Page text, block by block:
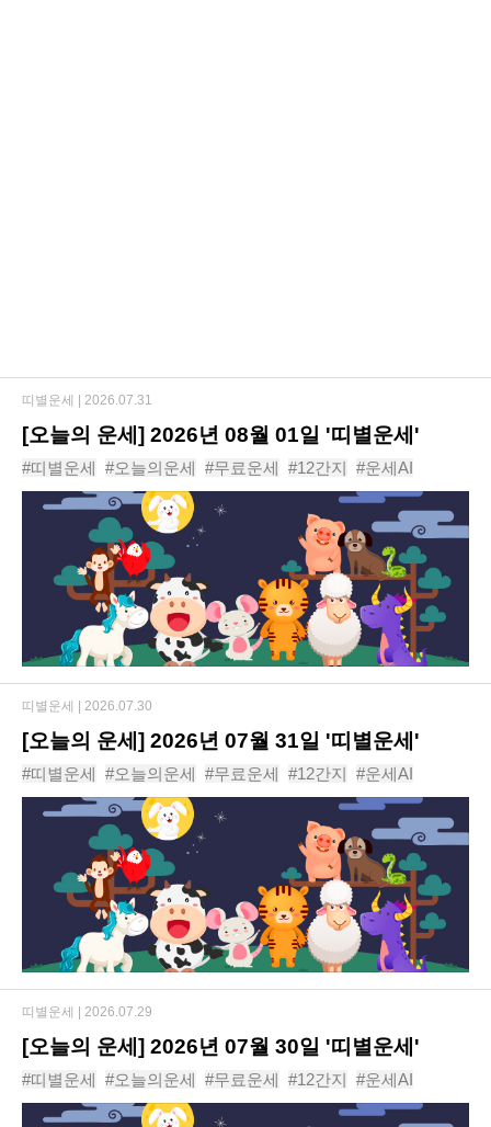
[오늘의 운세] 2026년 08월 01일 '띠별운세'
#띠별운세 #오늘의운세 #무료운세 #12간지 #운세AI
#동물운세 #운세 #신년운세 #사주 #년도운세
띠별운세 | 2026.07.31
[오늘의 운세] 2026년 07월 31일 '띠별운세'
#띠별운세 #오늘의운세 #무료운세 #12간지 #운세AI
#동물운세 #운세 #신년운세 #사주 #년도운세
띠별운세 | 2026.07.30
[오늘의 운세] 2026년 07월 30일 '띠별운세'
#띠별운세 #오늘의운세 #무료운세 #12간지 #운세AI
#동물운세 #운세 #신년운세 #사주 #년도운세
띠별운세 | 2026.07.29